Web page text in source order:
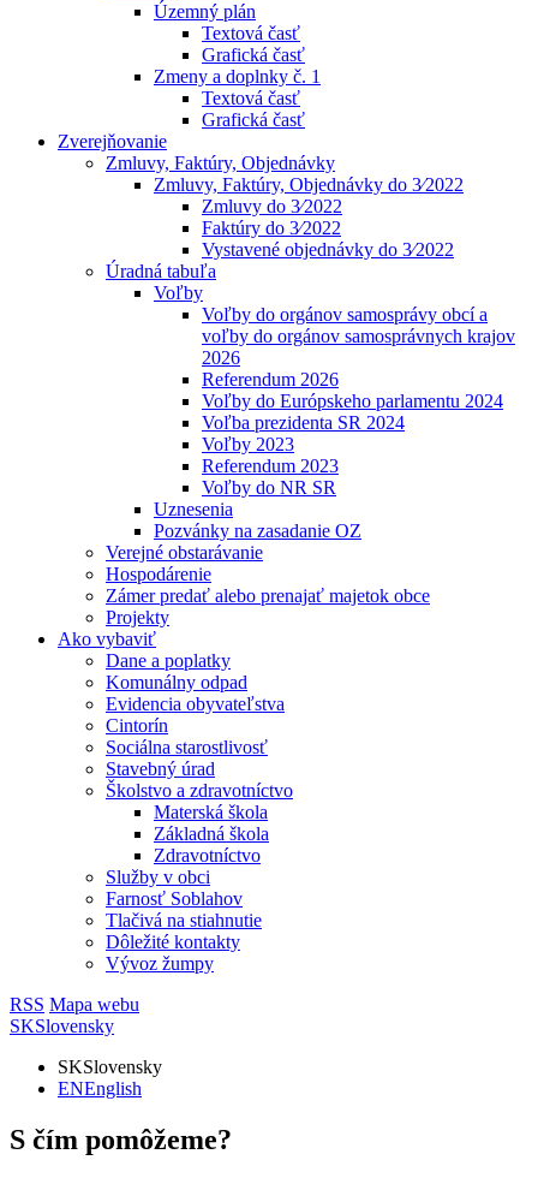
Územný plán
Textová časť
Grafická časť
Zmeny a doplnky č. 1
Textová časť
Grafická časť
Zverejňovanie
Zmluvy, Faktúry, Objednávky
Zmluvy, Faktúry, Objednávky do 3⁄2022
Zmluvy do 3⁄2022
Faktúry do 3⁄2022
Vystavené objednávky do 3⁄2022
Úradná tabuľa
Voľby
Voľby do orgánov samosprávy obcí a
voľby do orgánov samosprávnych krajov
2026
Referendum 2026
Voľby do Európskeho parlamentu 2024
Voľba prezidenta SR 2024
Voľby 2023
Referendum 2023
Voľby do NR SR
Uznesenia
Pozvánky na zasadanie OZ
Verejné obstarávanie
Hospodárenie
Zámer predať alebo prenajať majetok obce
Projekty
Ako vybaviť
Dane a poplatky
Komunálny odpad
Evidencia obyvateľstva
Cintorín
Sociálna starostlivosť
Stavebný úrad
Školstvo a zdravotníctvo
Materská škola
Základná škola
Zdravotníctvo
Služby v obci
Farnosť Soblahov
Tlačivá na stiahnutie
Dôležité kontakty
Vývoz žumpy
RSS Mapa webu
SKSlovensky
SKSlovensky
ENEnglish
S čím pomôžeme?